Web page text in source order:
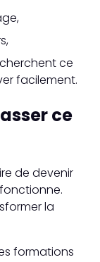
ce
facilement.
ce
de devenir
la
formations